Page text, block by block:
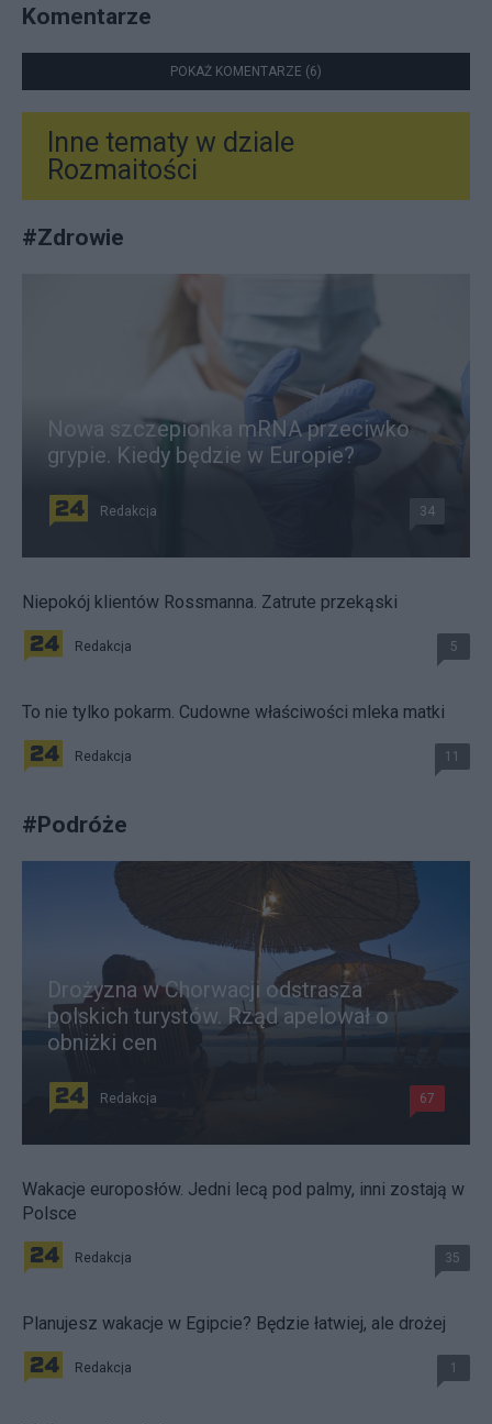
Komentarze
POKAŻ KOMENTARZE (6)
Inne tematy w dziale
Rozmaitości
#Zdrowie
Nowa szczepionka mRNA przeciwko
grypie. Kiedy będzie w Europie?
Redakcja 34
Niepokój klientów Rossmanna. Zatrute przekąski
Redakcja 5
To nie tylko pokarm. Cudowne właściwości mleka matki
Redakcja 11
#Podróże
Drożyzna w Chorwacji odstrasza
polskich turystów. Rząd apelował o
obniżki cen
Redakcja 67
Wakacje europosłów. Jedni lecą pod palmy, inni zostają w
Polsce
Redakcja 35
Planujesz wakacje w Egipcie? Będzie łatwiej, ale drożej
Redakcja 1